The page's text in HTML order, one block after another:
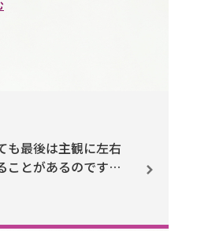
も最後は主観に左右
ことがあるのです
適切な訓練、経験